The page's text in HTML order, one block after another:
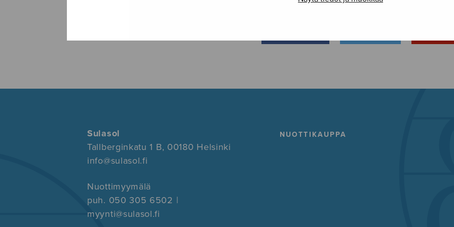
Sulasol
Tallberginkatu 1 B, 00180 Helsinki
info@sulasol.fi
Nuottimyymälä
puh. 050 305 6502 |
myynti@sulasol.fi
NUOTTIKAUPPA